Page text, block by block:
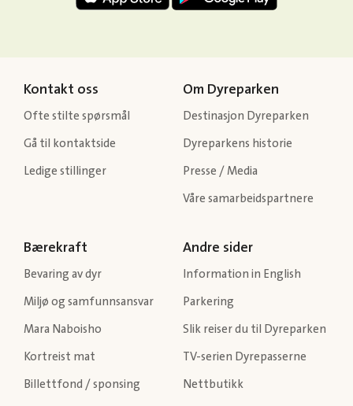
Kontakt oss
Ofte stilte spørsmål
Gå til kontaktside
Ledige stillinger
Om Dyreparken
Destinasjon Dyreparken
Dyreparkens historie
Presse / Media
Våre samarbeidspartnere
Bærekraft
Bevaring av dyr
Miljø og samfunnsansvar
Mara Naboisho
Kortreist mat
Billettfond / sponsing
Andre sider
Information in English
Parkering
Slik reiser du til Dyreparken
TV-serien Dyrepasserne
Nettbutikk